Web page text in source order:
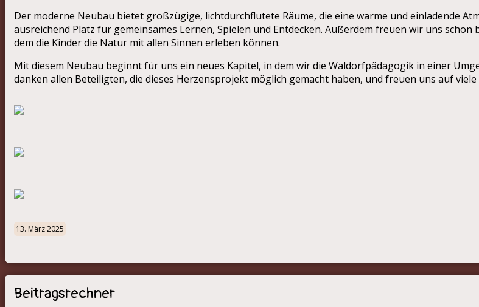
Der moderne Neubau bietet großzügige, lichtdurchflutete Räume, die eine warme und einladende
ausreichend Platz für gemeinsames Lernen, Spielen und Entdecken. Außerdem freuen wir uns
dem die Kinder die Natur mit allen Sinnen erleben können.
Mit diesem Neubau beginnt für uns ein neues Kapitel, in dem wir die Waldorfpädagogik in einer
danken allen Beteiligten, die dieses Herzensprojekt möglich gemacht haben, und freuen uns auf
13. März 2025
Beitragsrechner